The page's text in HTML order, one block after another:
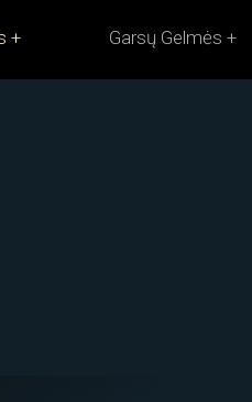
Garsų Gelmės